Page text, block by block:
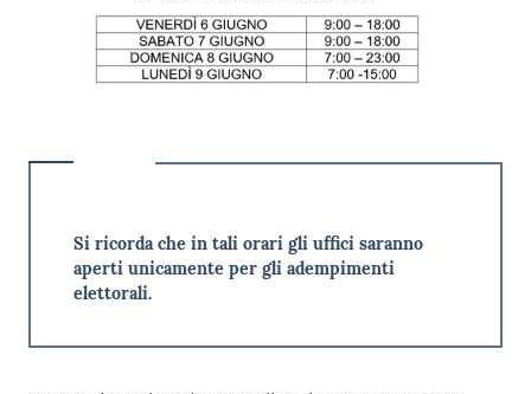
Si ricorda che in tali orari gli uffici saranno
aperti unicamente per gli adempimenti
elettorali.